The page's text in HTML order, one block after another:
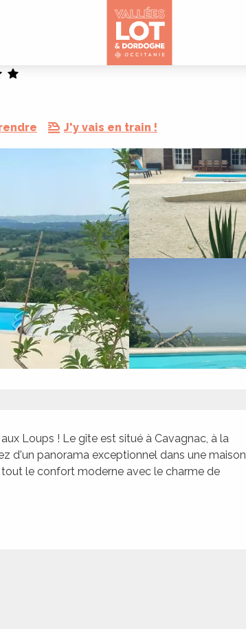
J'y vais en train !
Loups ! Le gîte est situé à Cavagnac, à la
d'un panorama exceptionnel dans une maison
le confort moderne avec le charme de